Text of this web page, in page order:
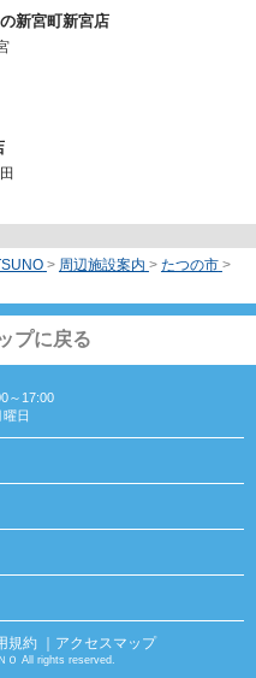
新宮町新宮店
> 周辺施設案内 > たつの市 >
プに戻る
～17:00
曜日
規約 ｜アクセスマップ
Ｏ All rights reserved.